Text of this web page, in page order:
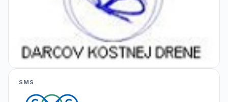
SMS